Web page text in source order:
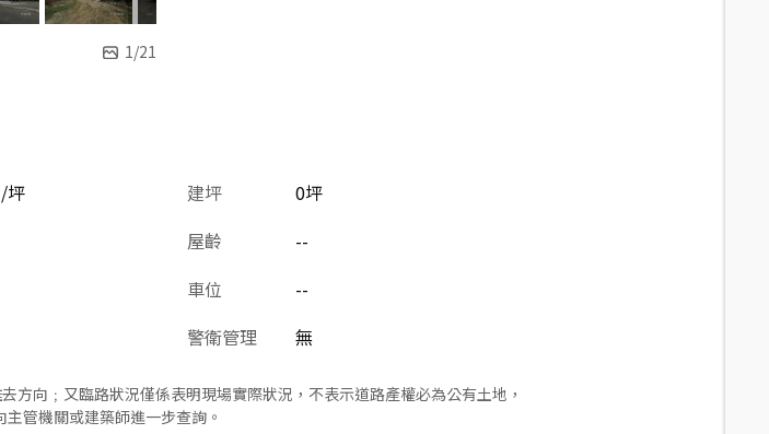
1/21
建坪 0坪
坪
屋齡
--
車位
--
警衛管理 無
向﹔又臨路狀況僅係表明現場實際狀況，不表示道路產權必為公有土地，
管機關或建築師進一步查詢。